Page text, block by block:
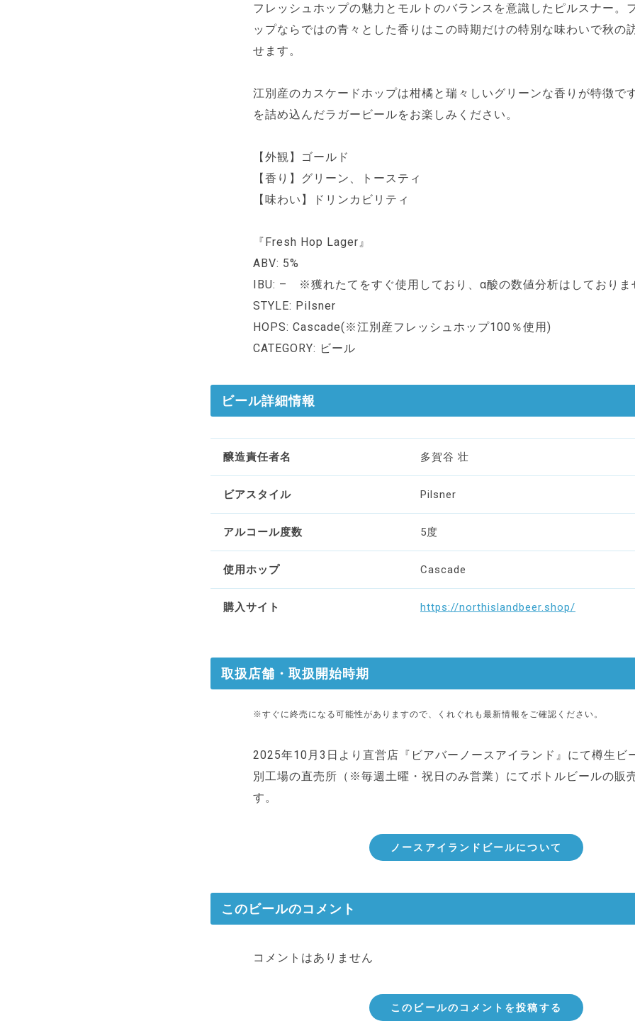
フレッシュホップの魅力とモルトのバランスを意識したピルスナー。
ップならではの青々とした香りはこの時期だけの特別な味わいで秋の
せます。
江別産のカスケードホップは柑橘と瑞々しいグリーンな香りが特徴で
を詰め込んだラガービールをお楽しみください。
【外観】ゴールド
【香り】グリーン、トースティ
【味わい】ドリンカビリティ
『Fresh Hop Lager』
ABV: 5%
IBU: – ※獲れたてをすぐ使用しており、α酸の数値分析はしておりま
STYLE: Pilsner
HOPS: Cascade(※江別産フレッシュホップ100％使用)
CATEGORY: ビール
ビール詳細情報
醸造責任者名 多賀谷 壮
ビアスタイル Pilsner
アルコール度数 5度
使用ホップ Cascade
購入サイト https://northislandbeer.shop/
取扱店舗・取扱開始時期
※すぐに終売になる可能性がありますので、くれぐれも最新情報をご確認ください。
2025年10月3日より直営店『ビアバーノースアイランド』にて樽生ビ
別工場の直売所（※毎週土曜・祝日のみ営業）にてボトルビールの販
す。
ノースアイランドビールについて
このビールのコメント
コメントはありません
このビールのコメントを投稿する